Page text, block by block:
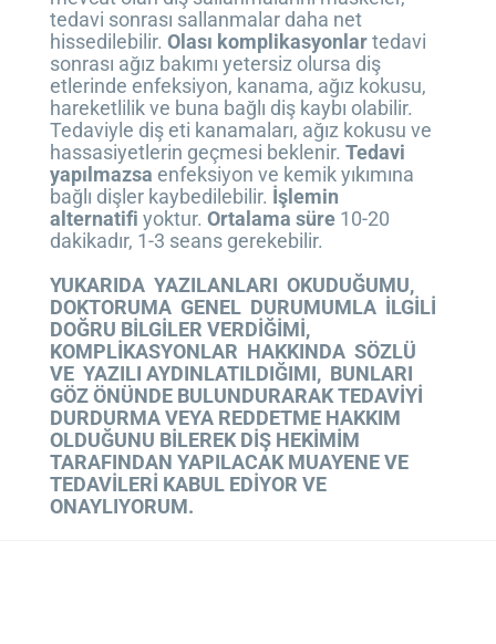
tedavi sonrası sallanmalar daha net
hissedilebilir. Olası komplikasyonlartedavi
sonrası ağız bakımı yetersiz olursa diş
etlerinde enfeksiyon, kanama, ağız kokusu,
hareketlilik ve buna bağlı diş kaybı olabilir.
Tedaviyle diş eti kanamaları, ağız kokusu ve
hassasiyetlerin geçmesi beklenir. Tedavi
yapılmazsa enfeksiyon ve kemik yıkımına
bağlı dişler kaybedilebilir. İşlemin
alternatifi yoktur. Ortalama süre 10-20
dakikadır, 1-3 seans gerekebilir.
YUKARIDA YAZILANLARI OKUDUĞUMU,
DOKTORUMA GENEL DURUMUMLA İLGİLİ
DOĞRU BİLGİLER VERDİĞİMİ,
KOMPLİKASYONLAR HAKKINDA SÖZLÜ
VE YAZILI AYDINLATILDIĞIMI, BUNLARI
GÖZ ÖNÜNDE BULUNDURARAK TEDAVİYİ
DURDURMA VEYA REDDETME HAKKIM
OLDUĞUNU BİLEREK DİŞ HEKİMİM
TARAFINDAN YAPILACAK MUAYENE VE
TEDAVİLERİ KABUL EDİYOR VE
ONAYLIYORUM.